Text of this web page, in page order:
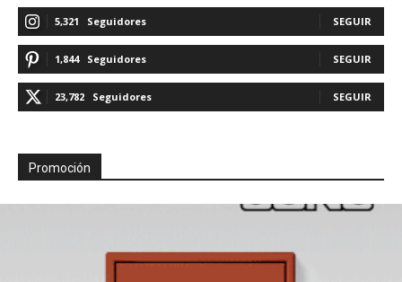
5,321 Seguidores SEGUIR
1,844 Seguidores SEGUIR
23,782 Seguidores SEGUIR
Promoción